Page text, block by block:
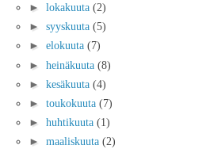
► lokakuuta (2)
► syyskuuta (5)
► elokuuta (7)
► heinäkuuta (8)
► kesäkuuta (4)
► toukokuuta (7)
► huhtikuuta (1)
► maaliskuuta (2)